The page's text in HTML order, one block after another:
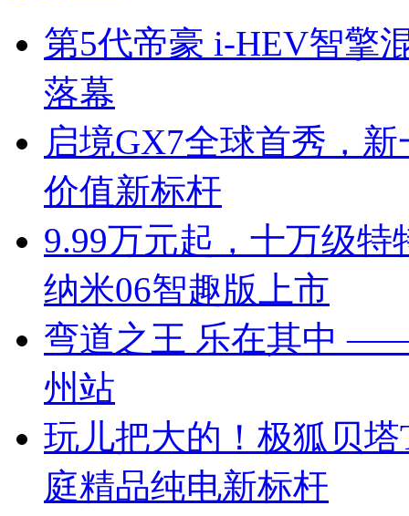
第5代帝豪 i-HEV智擎
落幕
启境GX7全球首秀，
价值新标杆
9.99万元起，十万级
纳米06智趣版上市
弯道之王 乐在其中
州站
玩儿把大的！极狐贝
庭精品纯电新标杆